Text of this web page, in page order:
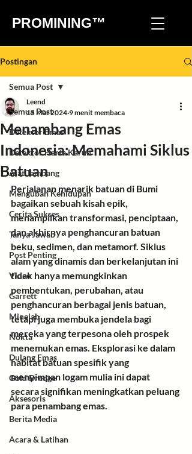
PROMINING™
Postingan
Semua Post
Detektor Emas
Detektor Harta Karun
Alat Tambang
Mengubah Kehidupan
Cerita Sukses
Tanya Jawab
Post Penting
Video
Garrett
Minelab
Nokta
Dulang Emas
Gold Dredge
Aksesoris
Berita Media
Acara & Latihan
Semua Post
Menambang Emas
Indonesia: Memahami Siklus
Batuan
Leend
15 Mar 2024 9 menit membaca
Perjalanan menarik batuan di Bumi
bagaikan sebuah kisah epik,
menampilkan transformasi, penciptaan,
dan akhirnya penghancuran batuan
beku, sedimen, dan metamorf. Siklus
alam yang dinamis dan berkelanjutan ini
tidak hanya memungkinkan
pembentukan, perubahan, atau
penghancuran berbagai jenis batuan,
tetapi juga membuka jendela bagi
mereka yang terpesona oleh prospek
menemukan emas. Eksplorasi ke dalam
habitat batuan spesifik yang
menyimpan logam mulia ini dapat
secara signifikan meningkatkan peluang
para penambang emas.